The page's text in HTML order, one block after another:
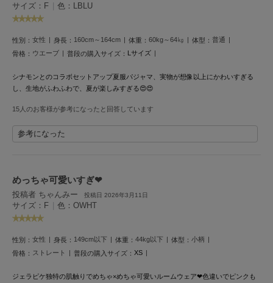
gelato pique
ジェラート ピケ
GELATO PIQUE CAT&DOG
ジェラート ピケ キャットアンドドッグ
gelato pique Sleep
ジェラート ピケ スリープ
グラミチ
へノン
HUNTER
ハンター
HOKA ONEONE
ホカ オネオネ
サイズ：F | 色：LBLU
性別： 女性 身長： 160cm～164cm 体重： 60kg～64㎏ 体型： 普通
骨格： ウエーブ 普段の購入サイズ： Lサイズ
シナモンとのコラボセットアップ夏服パジャマ、実物が想像以上にかわいすぎる
し、生地がふわふわで、夏が楽しみすぎる😍😍
15人のお客様が参考になったと回答しています
参考になった
めっちゃ可愛いすぎ‪‪❤︎‬
投稿者 ちゃんみー 投稿日 2026年3月11日
サイズ：F | 色：OWHT
性別： 女性 身長： 149cm以下 体重： 44kg以下 体型： 小柄
骨格： ストレート 普段の購入サイズ： XS
ジェラピケ独特の肌触りでめちゃ×めちゃ可愛いルームウェア‪‪❤︎‬色違いでピンクも